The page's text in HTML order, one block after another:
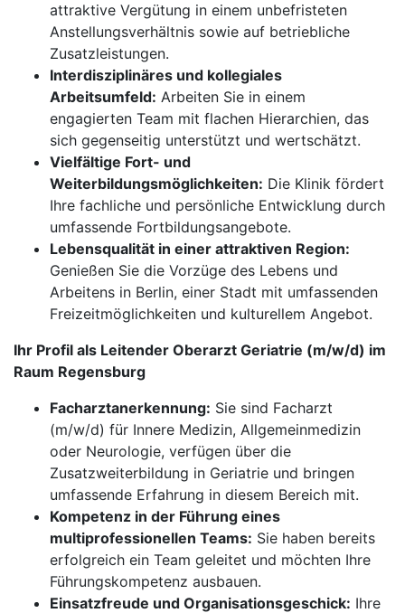
attraktive Vergütung in einem unbefristeten
Anstellungsverhältnis sowie auf betriebliche
Zusatzleistungen.
Interdisziplinäres und kollegiales
Arbeitsumfeld: Arbeiten Sie in einem
engagierten Team mit flachen Hierarchien, das
sich gegenseitig unterstützt und wertschätzt.
Vielfältige Fort- und
Weiterbildungsmöglichkeiten: Die Klinik fördert
Ihre fachliche und persönliche Entwicklung durch
umfassende Fortbildungsangebote.
Lebensqualität in einer attraktiven Region:
Genießen Sie die Vorzüge des Lebens und
Arbeitens in Berlin, einer Stadt mit umfassenden
Freizeitmöglichkeiten und kulturellem Angebot.
Ihr Profil als Leitender Oberarzt Geriatrie (m/w/d) im
Raum Regensburg
Facharztanerkennung: Sie sind Facharzt
(m/w/d) für Innere Medizin, Allgemeinmedizin
oder Neurologie, verfügen über die
Zusatzweiterbildung in Geriatrie und bringen
umfassende Erfahrung in diesem Bereich mit.
Kompetenz in der Führung eines
multiprofessionellen Teams: Sie haben bereits
erfolgreich ein Team geleitet und möchten Ihre
Führungskompetenz ausbauen.
Einsatzfreude und Organisationsgeschick: Ihre